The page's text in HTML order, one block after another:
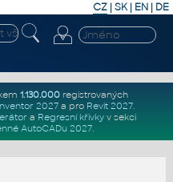
CZ | SK| EN | DE
1.130.000registrovaných
2027a pro Revit 2027.
a Regresní křivkyv sekci
AutoCADu 2027.